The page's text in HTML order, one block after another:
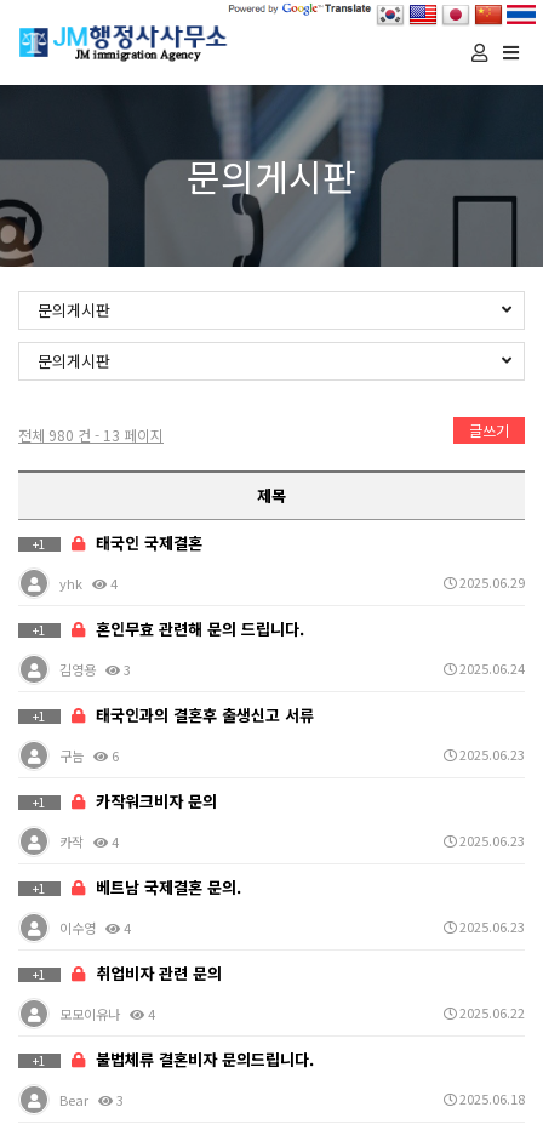
문의게시판
문의게시판
문의게시판
전체 980 건 - 13 페이지 글쓰기
제목
+1 태국인 국제결혼
yhk 4 2025.06.29
+1 혼인무효 관련해 문의 드립니다.
김영용 3 2025.06.24
+1 태국인과의 결혼후 출생신고 서류
구늠 6 2025.06.23
+1 카작워크비자 문의
카작 4 2025.06.23
+1 베트남 국제결혼 문의.
이수영 4 2025.06.23
+1 취업비자 관련 문의
모모이유나 4 2025.06.22
+1 불법체류 결혼비자 문의드립니다.
Bear 3 2025.06.18